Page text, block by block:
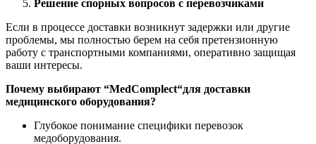
Решение спорных вопросов с перевозчиками
Если в процессе доставки возникнут задержки или другие
проблемы, мы полностью берем на себя претензионную
работу с транспортными компаниями, оперативно защищая
ваши интересы.
Почему выбирают “MedComplect“для доставки
медицинского оборудования?
Глубокое понимание специфики перевозок
медоборудования.